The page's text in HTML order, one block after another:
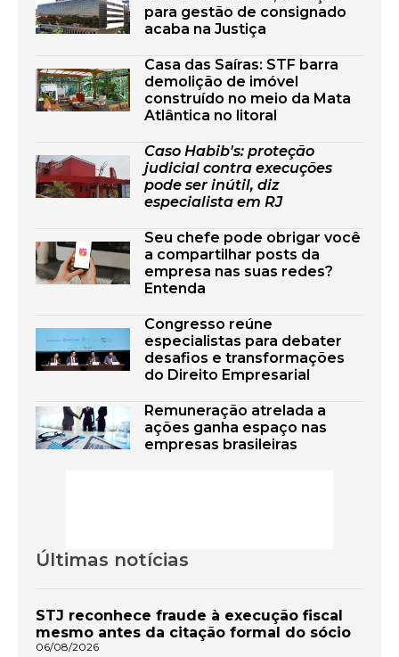
para gestão de consignado
acaba na Justiça
Casa das Saíras: STF barra
demolição de imóvel
construído no meio da Mata
Atlântica no litoral
Caso Habib's: proteção
judicial contra execuções
pode ser inútil, diz
especialista em RJ
Seu chefe pode obrigar você
a compartilhar posts da
empresa nas suas redes?
Entenda
Congresso reúne
especialistas para debater
desafios e transformações
do Direito Empresarial
Remuneração atrelada a
ações ganha espaço nas
empresas brasileiras
Últimas notícias
STJ reconhece fraude à execução fiscal
mesmo antes da citação formal do sócio
06/08/2026